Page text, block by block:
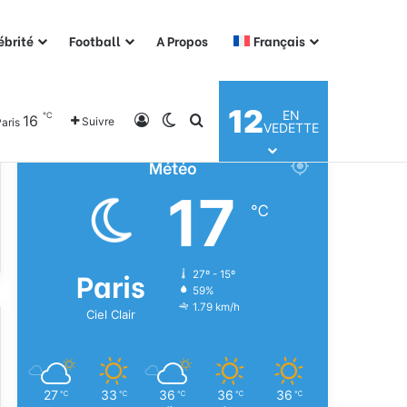
Football A Propos Français
16 ℃ Suivre ConnexionSwitch skin
Rechercher
12
EN
VEDETTE
Météo
Paris
Ciel Clair
17 ℃
27º - 15º
59%
1.79 km/h
27 ℃ 33 ℃ 36 ℃ 36 ℃ 36 ℃